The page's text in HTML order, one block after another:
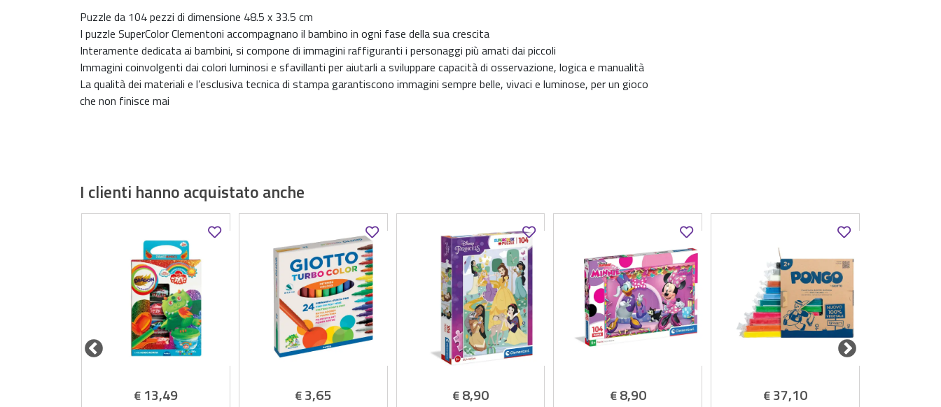
Puzzle da 104 pezzi di dimensione 48.5 x 33.5 cm
I puzzle SuperColor Clementoni accompagnano il bambino in ogni fase della sua crescita
Interamente dedicata ai bambini, si compone di immagini raffiguranti i personaggi più amati dai piccoli
Immagini coinvolgenti dai colori luminosi e sfavillanti per aiutarli a sviluppare capacità di osservazione, logica e manualità
La qualità dei materiali e l’esclusiva tecnica di stampa garantiscono immagini sempre belle, vivaci e luminose, per un gioco
che non finisce mai
I clienti hanno acquistato anche
€ 13,49 €3,65 €8,90 €8,90 €37,10